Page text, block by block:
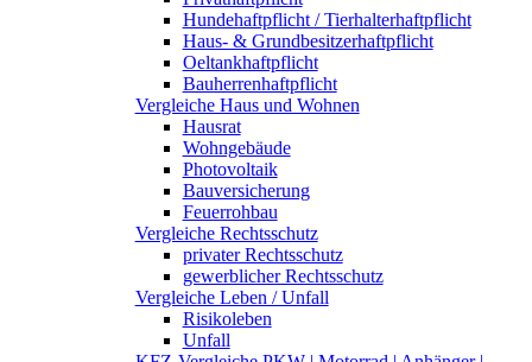
Hundehaftpflicht / Tierhalterhaftpflicht
Haus- & Grundbesitzerhaftpflicht
Oeltankhaftpflicht
Bauherrenhaftpflicht
Vergleiche Haus und Wohnen
Hausrat
Wohngebäude
Photovoltaik
Bauversicherung
Feuerrohbau
Vergleiche Rechtsschutz
privater Rechtsschutz
gewerblicher Rechtsschutz
Vergleiche Leben / Unfall
Risikoleben
Unfall